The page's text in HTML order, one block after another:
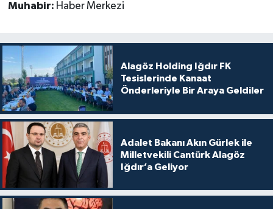
Muhabir: Haber Merkezi
Alagöz Holding Iğdır FK
Tesislerinde Kanaat
Önderleriyle Bir Araya Geldiler
Adalet Bakanı Akın Gürlek ile
Milletvekili Cantürk Alagöz
Iğdır’a Geliyor